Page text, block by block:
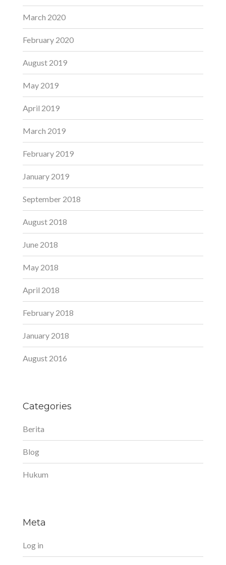
March 2020
February 2020
August 2019
May 2019
April 2019
March 2019
February 2019
January 2019
September 2018
August 2018
June 2018
May 2018
April 2018
February 2018
January 2018
August 2016
Categories
Berita
Blog
Hukum
Meta
Log in